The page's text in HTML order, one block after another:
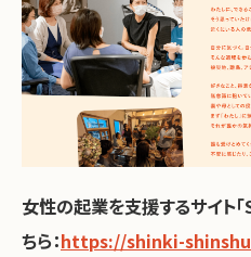
女性の起業を支援するサイト「
ちら：https://shinki-